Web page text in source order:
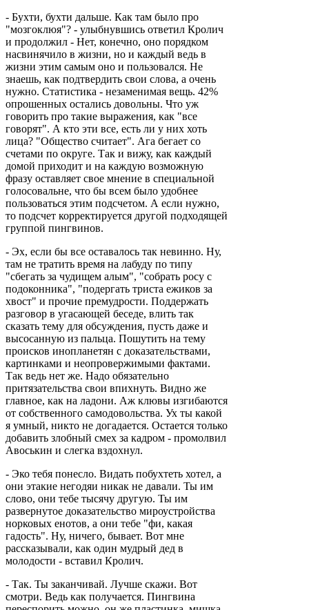
- Бухти, бухти дальше. Как там было про
"мозгоклюя"? - улыбнувшись ответил Кролич
и продолжил - Нет, конечно, оно порядком
насвинячило в жизни, но и каждый ведь в
жизни этим самым оно и пользовался. Не
знаешь, как подтвердить свои слова, а очень
нужно. Статистика - незаменимая вещь. 42%
опрошенных остались довольны. Что уж
говорить про такие выражения, как "все
говорят". А кто эти все, есть ли у них хоть
лица? "Общество считает". Ага бегает со
счетами по округе. Так и вижу, как каждый
домой приходит и на каждую возможную
фразу оставляет свое мнение в специальной
голосовальне, что бы всем было удобнее
пользоваться этим подсчетом. А если нужно,
то подсчет корректируется другой подходящей
группой пингвинов.
- Эх, если бы все оставалось так невинно. Ну,
там не тратить время на лабуду по типу
"сбегать за чудищем алым", "собрать росу с
подоконника", "подергать триста ежиков за
хвост" и прочие премудрости. Поддержать
разговор в угасающей беседе, влить так
сказать тему для обсуждения, пусть даже и
высосанную из пальца. Пошутить на тему
происков инопланетян с доказательствами,
картинками и неопровержимыми фактами.
Так ведь нет же. Надо обязательно
притязательства свои впихнуть. Видно же
главное, как на ладони. Аж клювы изгибаются
от собственного самодовольства. Ух ты какой
я умный, никто не догадается. Остается только
добавить злобный смех за кадром - промолвил
Авоськин и слегка вздохнул.
- Эко тебя понесло. Видать побухтеть хотел, а
они этакие негодяи никак не давали. Ты им
слово, они тебе тысячу другую. Ты им
развернутое доказательство мироустройства
норковых енотов, а они тебе "фи, какая
гадость". Ну, ничего, бывает. Вот мне
рассказывали, как один мудрый дед в
молодости - вставил Кролич.
- Так. Ты заканчивай. Лучше скажи. Вот
смотри. Ведь как получается. Пингвина